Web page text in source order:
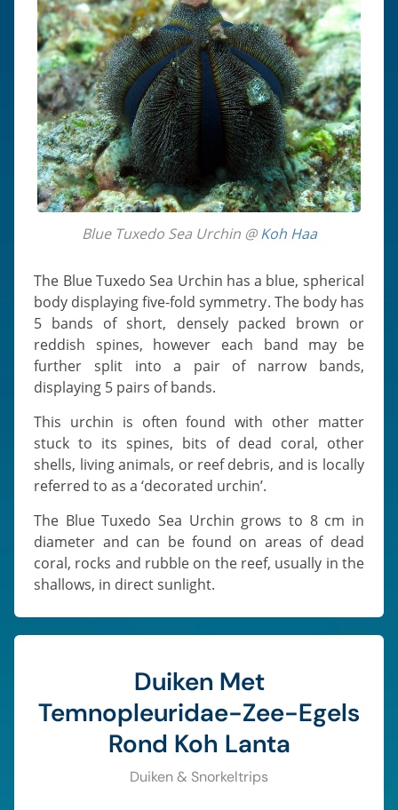
Blue Tuxedo Sea Urchin @Koh Haa
The Blue Tuxedo Sea Urchin has a blue, spherical
body displaying five-fold symmetry. The body has
5 bands of short, densely packed brown or
reddish spines, however each band may be
further split into a pair of narrow bands,
displaying 5 pairs of bands.
This urchin is often found with other matter
stuck to its spines, bits of dead coral, other
shells, living animals, or reef debris, and is locally
referred to as a ‘decorated urchin’.
The Blue Tuxedo Sea Urchin grows to 8 cm in
diameter and can be found on areas of dead
coral, rocks and rubble on the reef, usually in the
shallows, in direct sunlight.
Duiken Met
Temnopleuridae-Zee-Egels
Rond Koh Lanta
Duiken & Snorkeltrips